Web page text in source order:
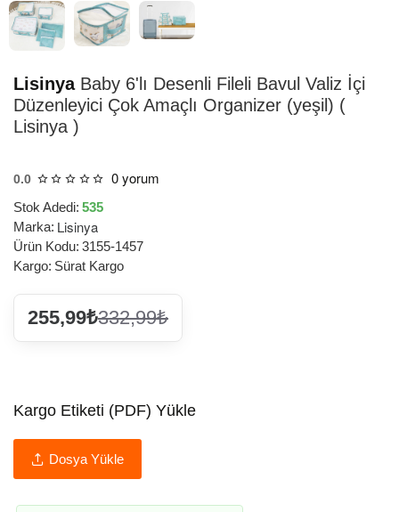
TESLİMAT
LisinyaBaby 6'lı Desenli Fileli Bavul Valiz İçi
Düzenleyici Çok Amaçlı Organizer (yeşil) (
Lisinya )
0.0 0 yorum
Stok Adedi: 535
Marka: Lisinya
Ürün Kodu: 3155-1457
Kargo: Sürat Kargo
255,99₺332,99₺
Kargo Etiketi (PDF) Yükle
Dosya Yükle